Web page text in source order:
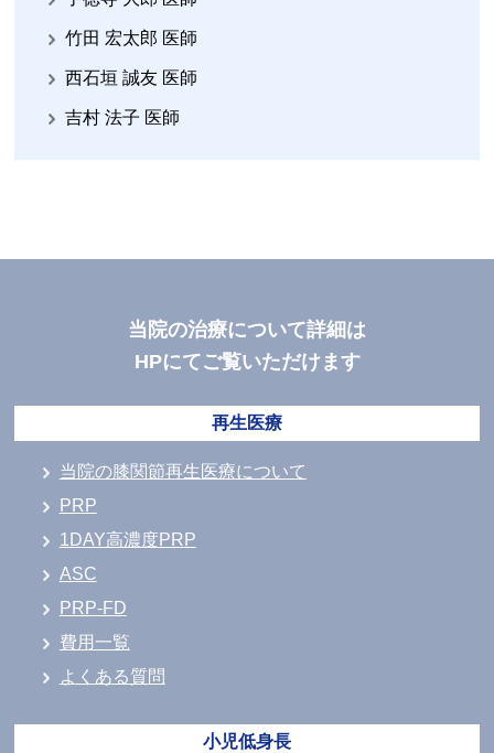
竹田 宏太郎 医師
西石垣 誠友 医師
吉村 法子 医師
当院の治療について詳細は
HPにてご覧いただけます
再生医療
当院の膝関節再生医療について
PRP
1DAY高濃度PRP
ASC
PRP-FD
費用一覧
よくある質問
小児低身長